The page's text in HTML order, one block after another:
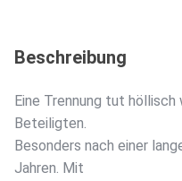
Beschreibung
Eine Trennung tut höllisch
Beteiligten.
Besonders nach einer
Jahren. Mit